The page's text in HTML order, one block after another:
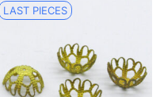
LAST PIECES